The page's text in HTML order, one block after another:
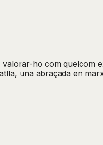
ho com quelcom
una abraçada en